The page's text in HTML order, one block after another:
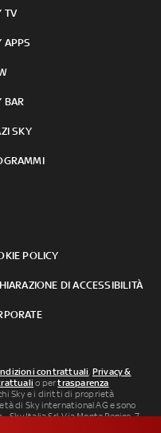
TV
APPS
BAR
SKY
POLICY
DI ACCESSIBILITÀ
contrattuali, Privacy &
o pertrasparenza
Sky e i diritti di proprietà
di Sky international AG e sono
Sky Italia Srl Via Monte Penice, 7 -
3035-1537 e SkySport: ISSN